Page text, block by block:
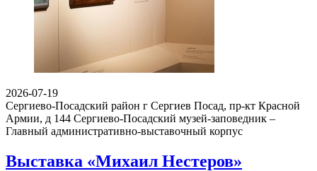
2026-07-19
Сергиево-Посадский район г Сергиев Посад, пр-кт Красной
Армии, д 144 Сергиево-Посадский музей-заповедник –
Главный административно-выставочный корпус
Выставка «Михаил Нестеров»